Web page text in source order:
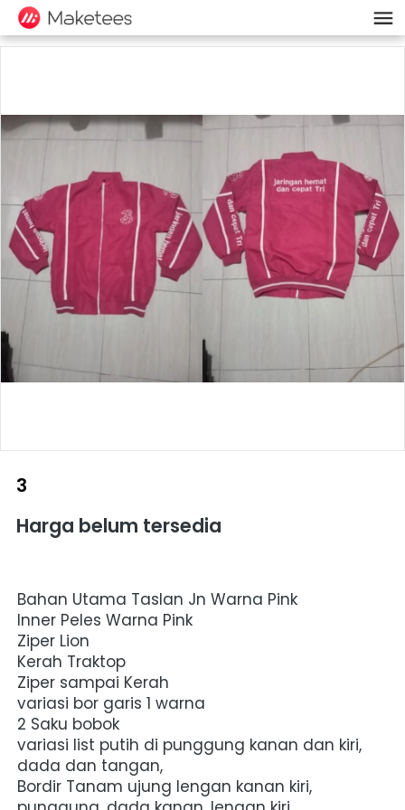
3
Harga belum tersedia
Bahan Utama Taslan Jn Warna Pink
Inner Peles Warna Pink
Ziper Lion
Kerah Traktop
Ziper sampai Kerah
variasi bor garis 1 warna
2 Saku bobok
variasi list putih di punggung kanan dan kiri,
dada dan tangan,
Bordir Tanam ujung lengan kanan kiri,